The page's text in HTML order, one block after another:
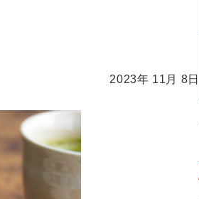
2023年 11月 8日